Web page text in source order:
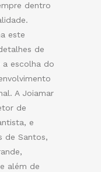
dentro
este
de
a escolha do
A Joiamar
de
e
de Santos,
além de